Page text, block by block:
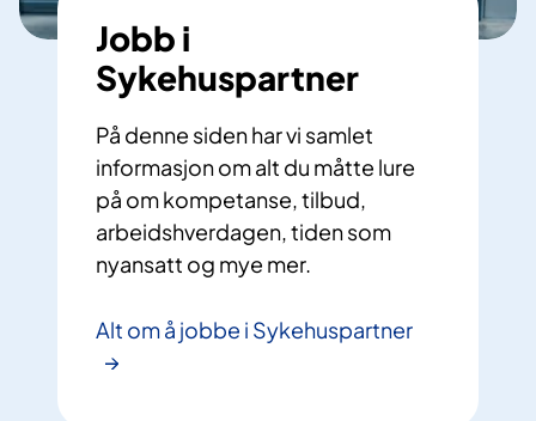
Jobb i
Sykehuspartner
På denne siden har vi samlet
informasjon om alt du måtte lure
på om kompetanse, tilbud,
arbeidshverdagen, tiden som
nyansatt og mye mer.
Alt om å jobbe i Sykehuspartner